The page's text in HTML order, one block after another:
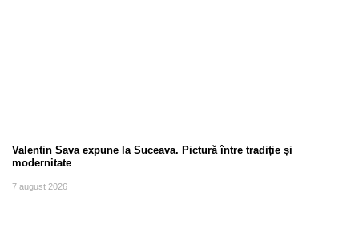
Valentin Sava expune la Suceava. Pictură între tradiție și
modernitate
7 august 2026